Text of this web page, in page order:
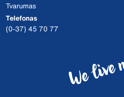
Tvarumas
Telefonas
(0-37) 45 70 77